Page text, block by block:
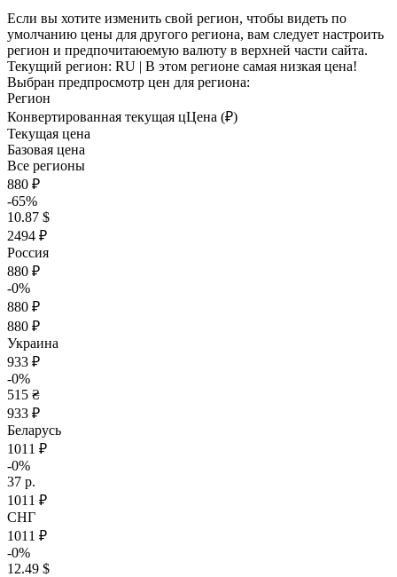
Если вы хотите изменить свой регион, чтобы видеть по
умолчанию цены для другого региона, вам следует настроить
регион и предпочитаюемую валюту в верхней части сайта.
Текущий регион: RU | В этом регионе самая низкая цена!
Выбран предпросмотр цен для региона:
Регион
Конвертированная текущая цЦена (₽)
Текущая цена
Базовая цена
Все регионы
880 ₽
-65%
10.87 $
2494 ₽
Россия
880 ₽
-0%
880 ₽
880 ₽
Украина
933 ₽
-0%
515 ₴
933 ₽
Беларусь
1011 ₽
-0%
37 р.
1011 ₽
СНГ
1011 ₽
-0%
12.49 $